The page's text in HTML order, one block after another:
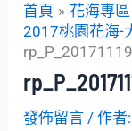
首頁 花海專區
2017桃園花海-
發佈留言 / 作者: